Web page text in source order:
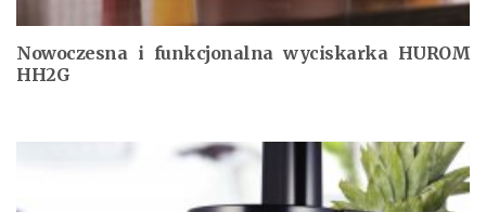
Nowoczesna i funkcjonalna wyciskarka HUROM
HH2G